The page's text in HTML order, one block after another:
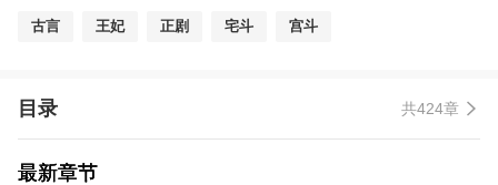
说：只要你在我身边，我的人生就有意义。 一支金箫，一把宝剑，
无限！
古言 王妃 正剧 宅斗 宫斗
目录 共424章
最新章节